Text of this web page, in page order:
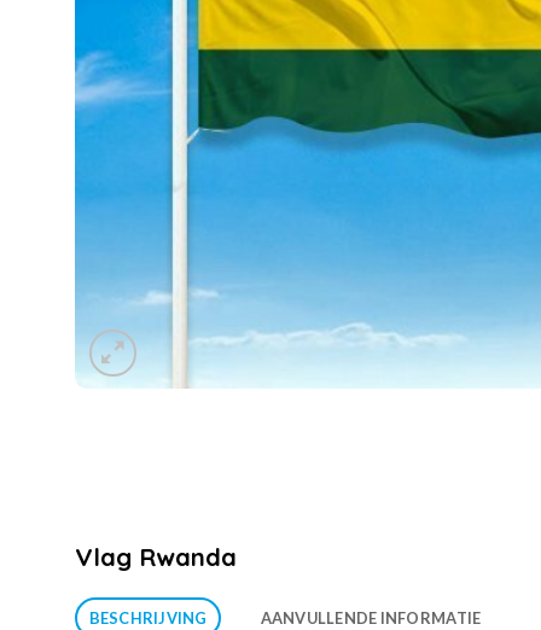
Vlag Rwanda
BESCHRIJVING AANVULLENDE INFORMATIE